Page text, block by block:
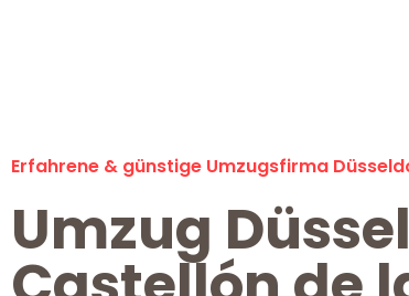
Erfahrene & günstige Umzugsfirma
Umzug